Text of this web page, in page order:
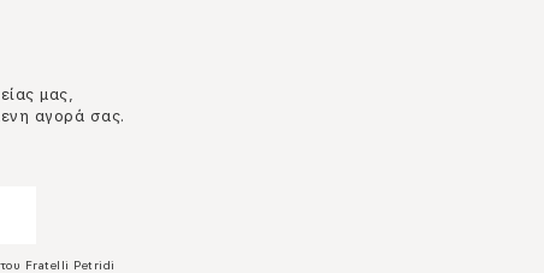
μας,
αγορά σας.
του Fratelli Petridi